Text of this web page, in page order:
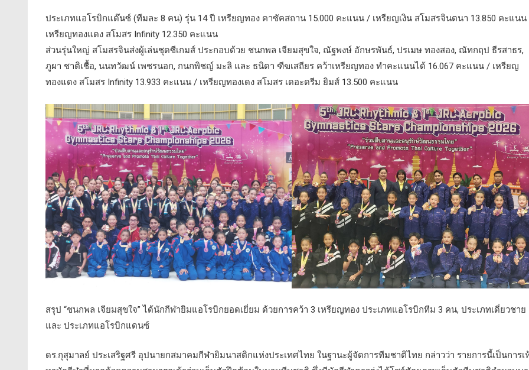
ประเภทแอโรบิกแด๊นซ์ (ทีมละ 8 คน) รุ่น 14 ปี เหรียญทอง คาซัคสถาน 15.000 คะแนน / เหรียญเงิน สโมสรจินตนา 13.850 คะแนน
เหรียญทองแดง สโมสร Infinity 12.350 คะแนน
ส่วนรุ่นใหญ่ สโมสรจินส่งผู้เล่นชุดซีเกมส์ ประกอบด้วย ชนกพล เจียมสุขใจ, ณัฐพงษ์ อักษรพันธ์, ปรเมษ ทองสอง, ณัทกฤป ธีรสาธร,
ภูผา ชาติเชื้อ, นนทวัฒน์ เพชรนอก, กนกพิชญ์ มะลิ และ ธนิดา ฑีฆเสถียร คว้าเหรียญทอง ทำคะแนนได้ 16.067 คะแนน / เหรียญ
ทองแดง สโมสร Infinity 13.933 คะแนน / เหรียญทองเดง สโมสร เดอะดรีม ยิมส์ 13.500 คะแนน
สรุป “ชนกพล เจียมสุขใจ” ได้นักกีฬายิมแอโรบิกยอดเยี่ยม ด้วยการคว้า 3 เหรียญทอง ประเภทแอโรบิกทีม 3 คน, ประเภทเดี่ยวชาย
และ ประเภทแอโรบิกแดนซ์
ดร.กุสุมาลย์ ประเสริฐศรี อุปนายกสมาคมกีฬายิมนาสติกแห่งประเทศไทย ในฐานะผู้จัดการทีมชาติไทย กล่าวว่า รายการนี้เป็นการเ